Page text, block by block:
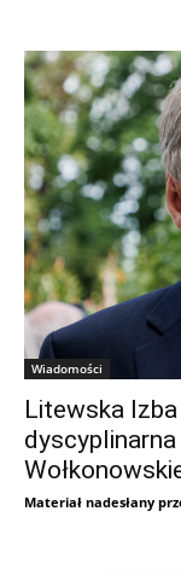
Wiadomości
Litewska
Materiał nadesłany